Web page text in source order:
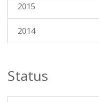
2015
2014
Status